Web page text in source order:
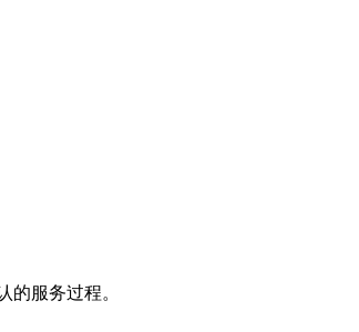
服务过程。